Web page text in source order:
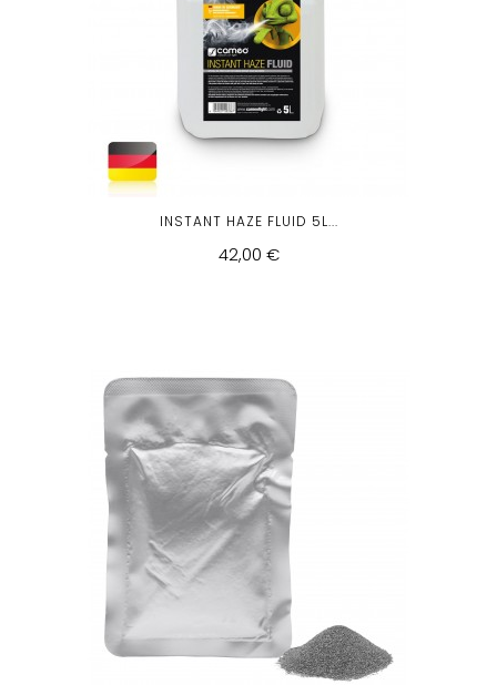
INSTANT HAZE FLUID 5L...
42,00 €